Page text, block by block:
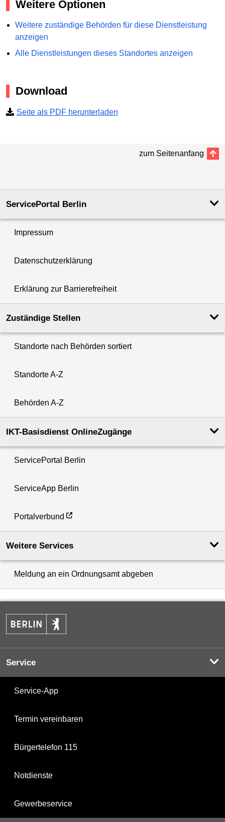
Weitere Optionen
Weitere zuständige Behörden für diese Dienstleistung
anzeigen
Alle Dienstleistungen dieses Standortes anzeigen
Download
Seite als PDF herunterladen
zum Seitenanfang
ServicePortal Berlin
Impressum
Datenschutzerklärung
Erklärung zur Barrierefreiheit
Zuständige Stellen
Standorte nach Behörden sortiert
Standorte A-Z
Behörden A-Z
IKT-Basisdienst OnlineZugänge
ServicePortal Berlin
ServiceApp Berlin
Portalverbund
Weitere Services
Meldung an ein Ordnungsamt abgeben
Service
Service-App
Termin vereinbaren
Bürgertelefon 115
Notdienste
Gewerbeservice